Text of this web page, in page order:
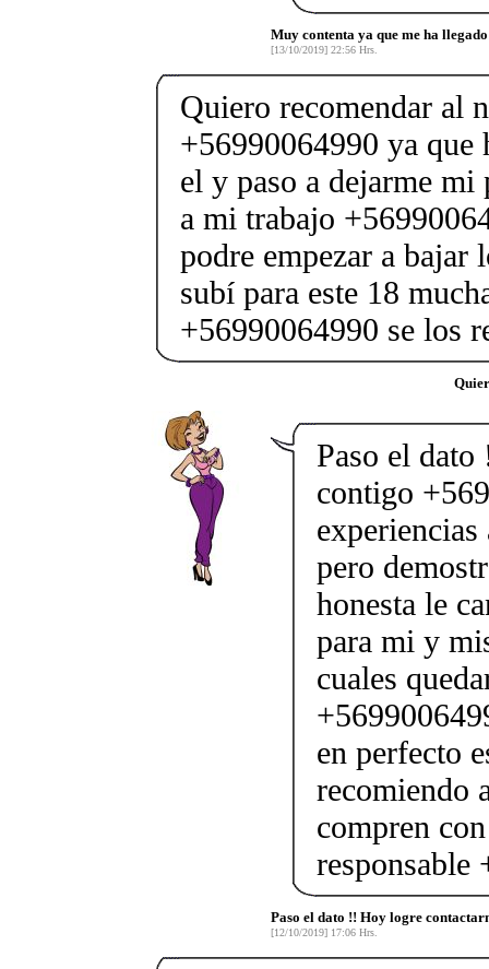
Muy contenta ya que me ha
[13/10/2019] 22:56 Hrs.
Quiero recomendar al
+56990064990 ya que
el y paso a dejarme mi
a mi trabajo
podre empezar a bajar
subí para este 18
+56990064990 se los
Paso el
contigo
pero
honesta le
para mi y
cuales
en perfecto
recomiendo
compren
responsable
Paso el dato !! Hoy logre
[12/10/2019] 17:06 Hrs.